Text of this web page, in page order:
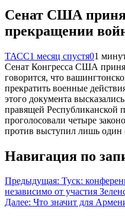
Сенат США
прекращении
ТАСС1 месяц спустя01
Сенат Конгресса США
говорится, что
прекратить военные
этого документа
правящей
проголосовали четыре
против выступил лишь один
Навигация по
Предыдущая: Туск:
независимо от участия
Далее: Что значит для